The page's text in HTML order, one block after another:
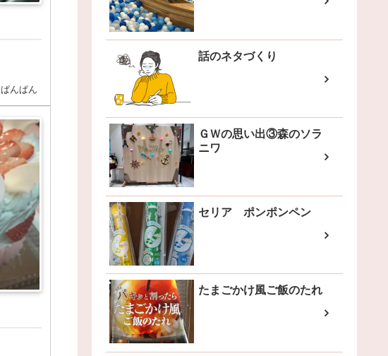
んぱん
話のネタづくり
ＧＷの思い出③森のソラ
ニワ
セリア ポンポンペン
たまごかけ風ご飯のたれ